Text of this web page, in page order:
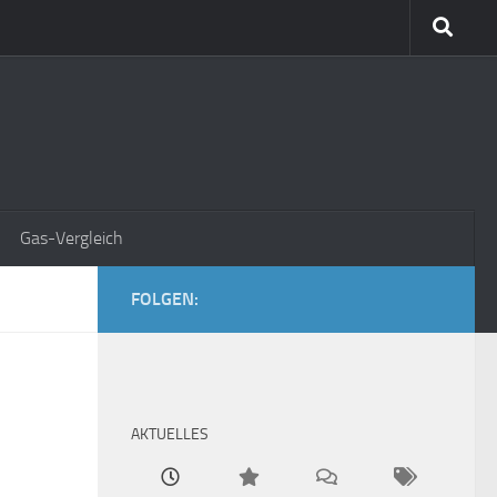
Gas-Vergleich
FOLGEN:
AKTUELLES